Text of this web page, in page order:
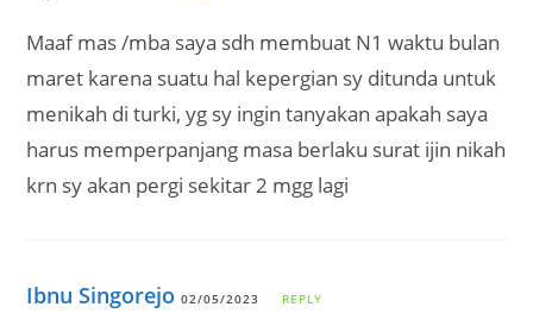
Maaf mas /mba saya sdh membuat N1 waktu bulan
maret karena suatu hal kepergian sy ditunda untuk
menikah di turki, yg sy ingin tanyakan apakah saya
harus memperpanjang masa berlaku surat ijin nikah
krn sy akan pergi sekitar 2 mgg lagi
Ibnu Singorejo 02/05/2023 REPLY